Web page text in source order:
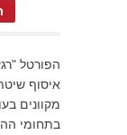
הפורטל
איסוף
מקוונים
בתחומי